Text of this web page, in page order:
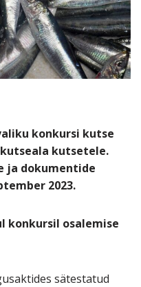
konkursi kutse
kutsetele.
ja dokumentide
2023.
konkursil osalemise
sätestatud